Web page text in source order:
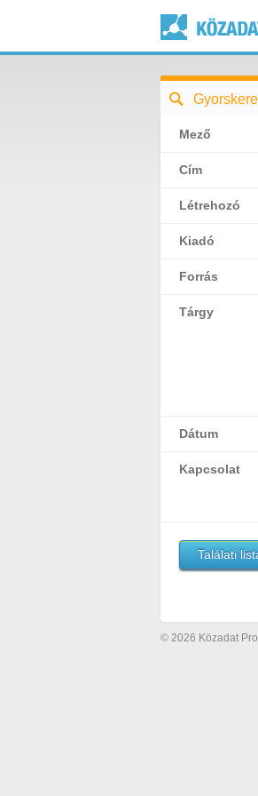
Mező
Cím
Létrehozó
Kiadó
Forrás
Tárgy
Dátum
Kapcsolat
Találati
© 2026 Közadat